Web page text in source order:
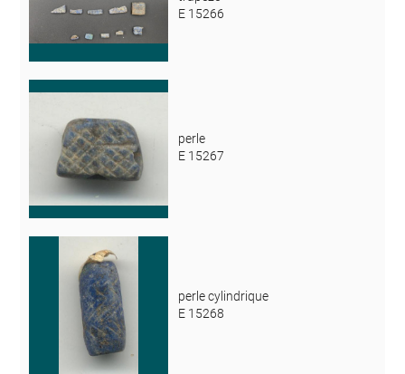
E 15266
perle
E 15267
perle cylindrique
E 15268